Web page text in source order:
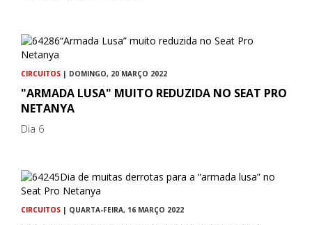
CIRCUITOS | DOMINGO, 20 MARÇO 2022
"ARMADA LUSA" MUITO REDUZIDA NO SEAT PRO
NETANYA
Dia 6
CIRCUITOS | QUARTA-FEIRA, 16 MARÇO 2022